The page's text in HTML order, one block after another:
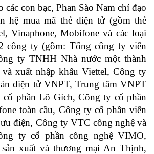
các con bạc, Phan Sào Nam chỉ đạo
hệ mua mã thẻ điện tử (gồm thẻ
Vinaphone, Mobifone và các loại
công ty (gồm: Tổng công ty viễn
ty TNHH Nhà nước một thành
xuất nhập khẩu Viettel, Công ty
điện tử VNPT, Trung tâm VNPT
phần Lô Gích, Công ty cổ phần
toàn cầu, Công ty cổ phần viễn
điện, Công ty VTC công nghệ và
ty cổ phần công nghệ VIMO,
xuất và thương mại An Thịnh,